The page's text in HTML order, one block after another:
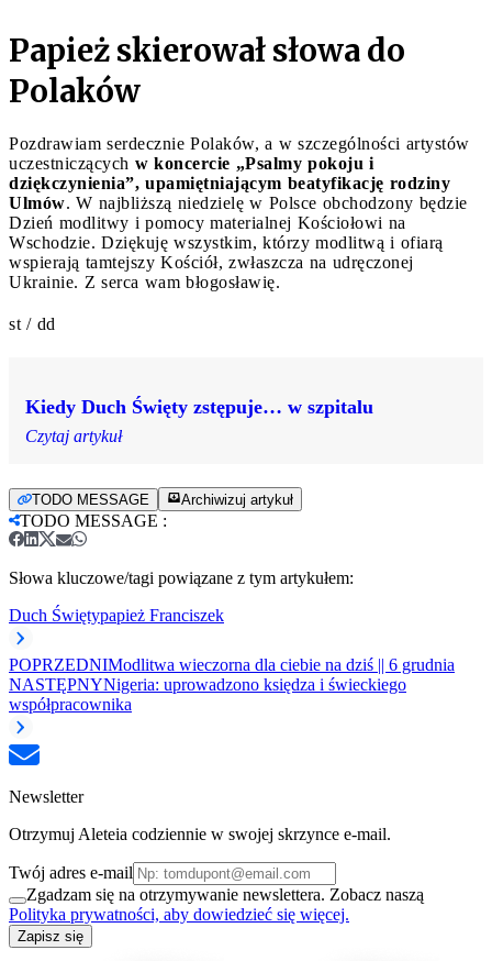
Papież skierował słowa do
Polaków
Pozdrawiam serdecznie Polaków, a w szczególności artystów
uczestniczących w koncercie „Psalmy pokoju i
dziękczynienia”, upamiętniającym beatyfikację rodziny
Ulmów. W najbliższą niedzielę w Polsce obchodzony będzie
Dzień modlitwy i pomocy materialnej Kościołowi na
Wschodzie. Dziękuję wszystkim, którzy modlitwą i ofiarą
wspierają tamtejszy Kościół, zwłaszcza na udręczonej
Ukrainie. Z serca wam błogosławię.
st / dd
Kiedy Duch Święty zstępuje… w szpitalu
Czytaj artykuł
TODO MESSAGE Archiwizuj artykuł
TODO MESSAGE :
Słowa kluczowe/tagi powiązane z tym artykułem:
Duch Świętypapież Franciszek
POPRZEDNIModlitwa wieczorna dla ciebie na dziś || 6 grudnia
NASTĘPNYNigeria: uprowadzono księdza i świeckiego
współpracownika
Newsletter
Otrzymuj Aleteia codziennie w swojej skrzynce e-mail.
Twój adres e-mail
Zgadzam się na otrzymywanie newslettera. Zobacz naszą
Polityka prywatności, aby dowiedzieć się więcej.
Zapisz się